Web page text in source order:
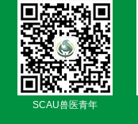
SCAU兽医青年